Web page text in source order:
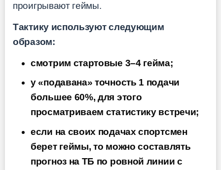
проигрывают геймы.
Тактику используют следующим
образом:
смотрим стартовые 3–4 гейма;
у «подавана» точность 1 подачи
большее 60%, для этого
просматриваем статистику встречи;
если на своих подачах спортсмен
берет геймы, то можно составлять
прогноз на ТБ по ровной линии с